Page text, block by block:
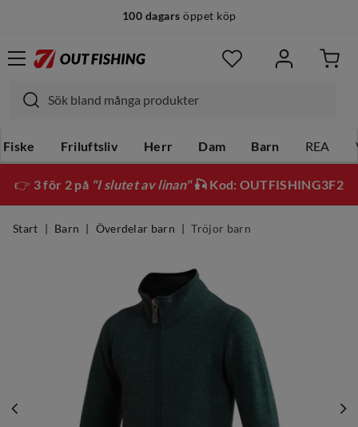
100 dagars öppet köp
Fiske Friluftsliv Herr Dam Barn REA
👉 3 för 2 på "I slutet av linan"🎣 Kod: OUTFISHING3F2
Start Barn Överdelar barn Tröjor barn